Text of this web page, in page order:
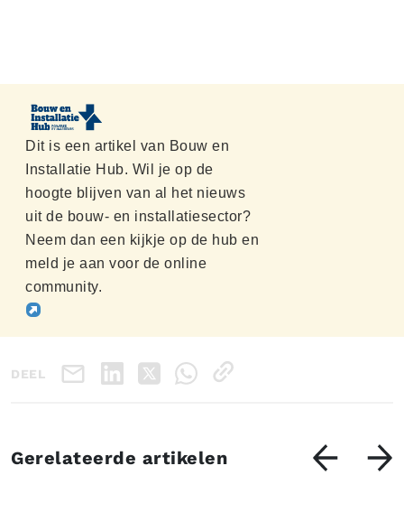
Dit is een artikel van Bouw en
Installatie Hub. Wil je op de
hoogte blijven van al het nieuws
uit de bouw- en installatiesector?
Neem dan een kijkje op de hub en
meld je aan voor de online
community.
DEEL
Gerelateerde artikelen